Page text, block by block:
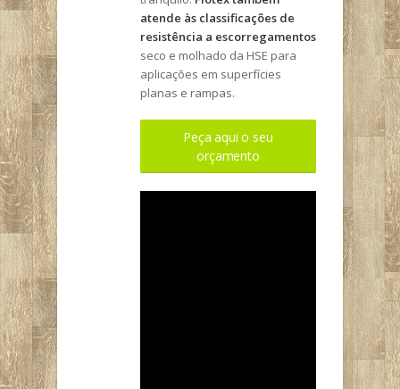
atende às classificações de
resistência a escorregamentos
seco e molhado da HSE para
aplicações em superfícies
planas e rampas.
Peça aqui o seu
orçamento